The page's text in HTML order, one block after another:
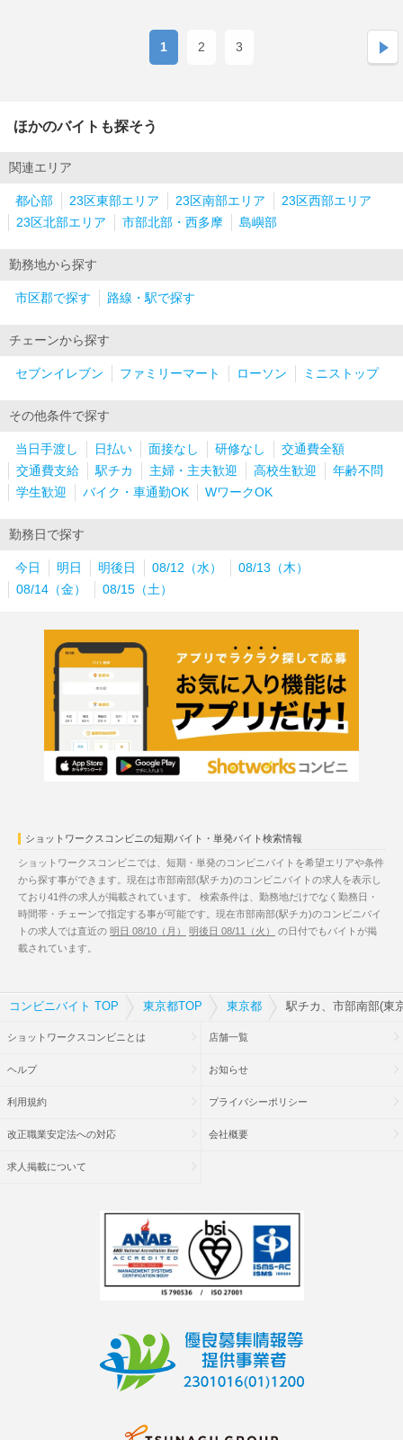
1 2 3
ほかのバイトも探そう
関連エリア
都心部 23区東部エリア 23区南部エリア
23区西部エリア
23区北部エリア
市部北部・西多摩 島嶼部
勤務地から探す
市区郡で探す 路線・駅で探す
チェーンから探す
セブンイレブン ファミリーマート ローソン ミニストップ
その他条件で探す
当日手渡し 日払い 面接なし 研修なし
交通費全額
交通費支給
駅チカ 主婦・主夫歓迎 高校生歓迎
年齢不問
学生歓迎
バイク・車通勤OK WワークOK
勤務日で探す
今日 明日 明後日 08/12（水）
08/13（木）
08/14（金）
08/15（土）
ショットワークスコンビニの短期バイト・単発バイト検索情報
ショットワークスコンビニでは、短期・単発のコンビニバイトを希望エリアや条件
から探す事ができます。現在は市部南部(駅チカ)のコンビニバイトの求人を表示し
ており41件の求人が掲載されています。 検索条件は、勤務地だけでなく勤務日・
時間帯・チェーンで指定する事が可能です。現在市部南部(駅チカ)のコンビニバイ
トの求人では直近の 明日 08/10（月） 明後日 08/11（火）
の日付でもバイトが掲
載されています。
コンビニバイト TOP 東京都TOP 東京都 駅チカ、市部南部(東
ショットワークスコンビニとは 店舗一覧
ヘルプ お知らせ
利用規約 プライバシーポリシー
改正職業安定法への対応 会社概要
求人掲載について